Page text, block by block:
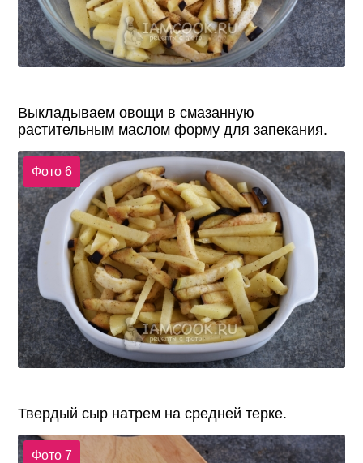
Выкладываем овощи в смазанную
растительным маслом форму для запекания.
Фото 6
Твердый сыр натрем на средней терке.
Фото 7